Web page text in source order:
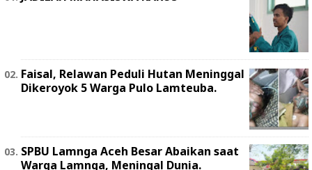
Faisal, Relawan Peduli Hutan Meninggal
Dikeroyok 5 Warga Pulo Lamteuba.
SPBU Lamnga Aceh Besar Abaikan saat
Warga Lamnga, Meningal Dunia.